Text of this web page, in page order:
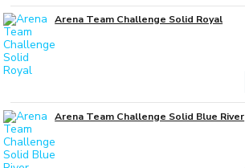
Arena Team Challenge Solid Royal
Arena Team Challenge Solid Blue River